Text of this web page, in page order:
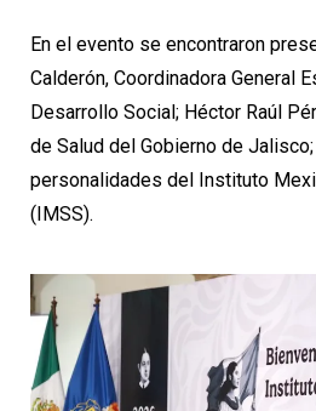
En el evento se encontraron
Calderón, Coordinadora General
Desarrollo Social; Héctor Raúl
de Salud del Gobierno de
personalidades del Instituto
(IMSS).